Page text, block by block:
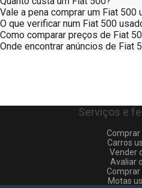
Vale a pena comprar um Fiat 500
O que verificar num Fiat 500
Como comparar preços de Fiat
Onde encontrar anúncios de Fiat
Serviços e
Comprar
Carros
Vender
Avaliar
Motas